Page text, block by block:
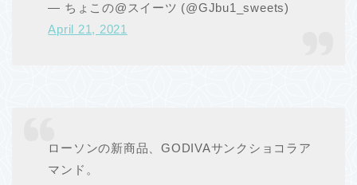
— ちょこの@スイーツ (@GJbu1_sweets)
April 21, 2021
ローソンの新商品、GODIVAサンクショコラア
マンド。